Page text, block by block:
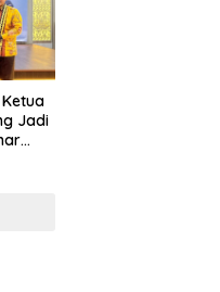
Ketua
Jadi